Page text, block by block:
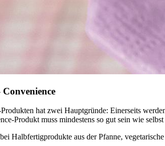
hat zwei Hauptgründe: Einerseits
Produkt muss mindestens so gut sein wie selbst
Halbfertigprodukte aus der Pfanne,